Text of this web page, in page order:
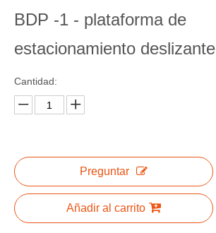
BDP -1 - plataforma de
estacionamiento deslizante
Cantidad:
Preguntar
Añadir al carrito